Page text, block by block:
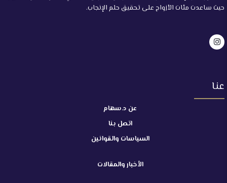
حيث ساعدت مئات الأزواج على تحقيق حلم الإنجاب.
عنا
عن د.سهام
اتصل بنا
السياسات والقوانين
الأخبار والمقالات